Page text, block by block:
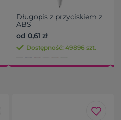
Długopis z przyciskiem z
ABS
od 0,61 zł
Dostępność: 49896 szt.